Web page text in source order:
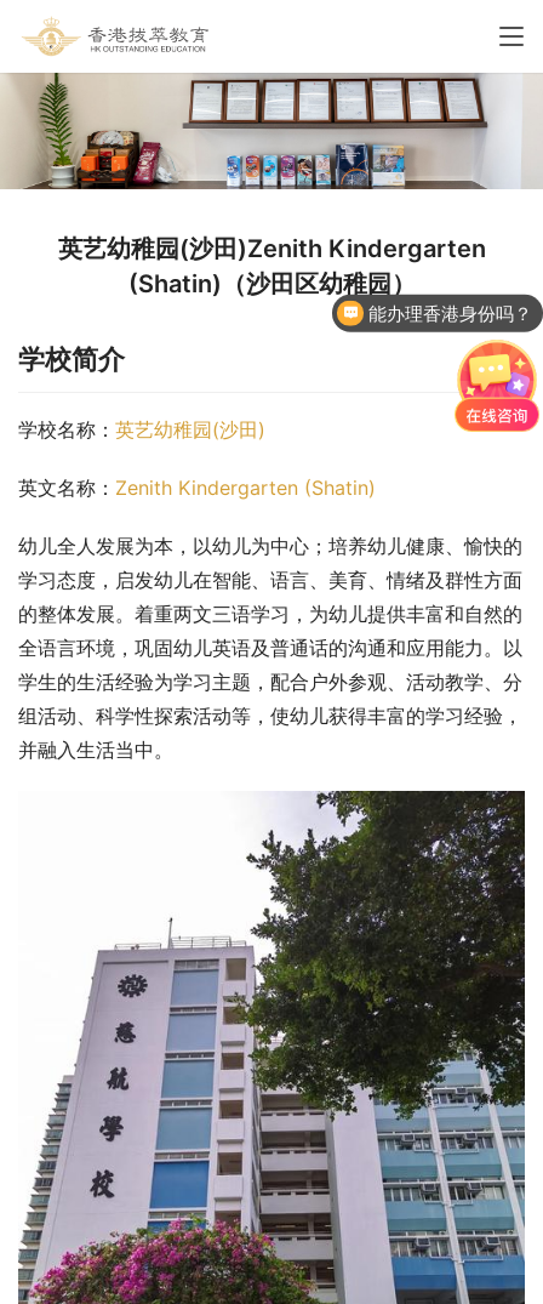
英艺幼稚园(沙田)Zenith Kindergarten
(Shatin)（沙田区幼稚园）
学校简介
学校名称： 英艺幼稚园(沙田)
英文名称： Zenith Kindergarten (Shatin)
幼儿全人发展为本，以幼儿为中心；培养幼儿健康、愉快的
学习态度，启发幼儿在智能、语言、美育、情绪及群性方面
的整体发展。着重两文三语学习，为幼儿提供丰富和自然的
全语言环境，巩固幼儿英语及普通话的沟通和应用能力。以
学生的生活经验为学习主题，配合户外参观、活动教学、分
组活动、科学性探索活动等，使幼儿获得丰富的学习经验，
并融入生活当中。
能办理香港身份吗？